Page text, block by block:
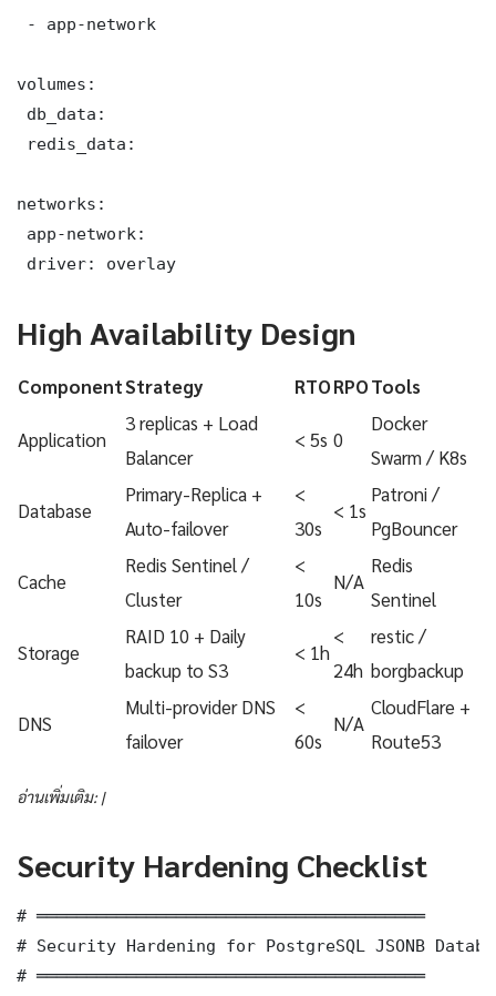
- app-network
volumes:
db_data:
redis_data:
networks:
app-network:
driver: overlay
High Availability Design
ComponentStrategy RTORPOTools
Application
3 replicas + Load
Balancer
< 5s 0
Docker
Swarm / K8s
Database
Primary-Replica +
Auto-failover
<
30s
< 1s
Patroni /
PgBouncer
Cache
Redis Sentinel /
Cluster
<
10s
N/A
Redis
Sentinel
Storage
RAID 10 + Daily
backup to S3
< 1h
<
24h
restic /
borgbackup
DNS
Multi-provider DNS
failover
<
60s
N/A
CloudFlare +
Route53
อ่านเพิ่มเติม: |
Security Hardening Checklist
# ═══════════════════════════════════════
# Security Hardening for PostgreSQL JSONB
# ═══════════════════════════════════════